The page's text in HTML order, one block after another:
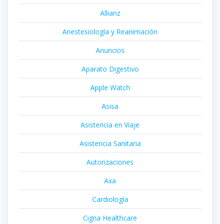
Allianz
Anestesiología y Reanimación
Anuncios
Aparato Digestivo
Apple Watch
Asisa
Asistencia en Viaje
Asistencia Sanitaria
Autorizaciones
Axa
Cardiología
Cigna Healthcare